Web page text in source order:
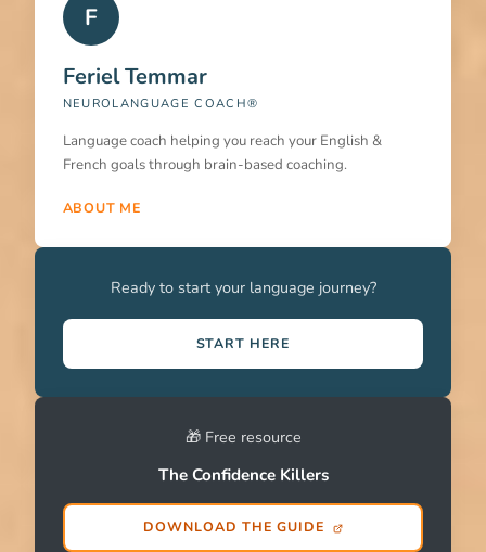
F
Feriel Temmar
NEUROLANGUAGE COACH®
Language coach helping you reach your English &
French goals through brain-based coaching.
ABOUT ME
Ready to start your language journey?
START HERE
🎁 Free resource
The Confidence Killers
DOWNLOAD THE GUIDE